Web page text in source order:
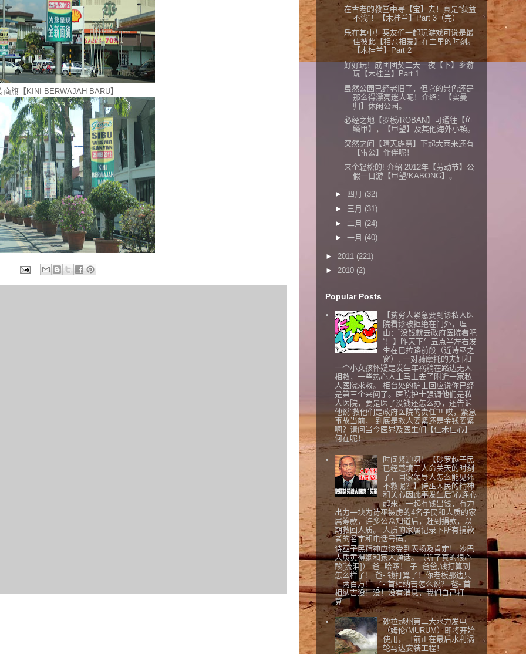
商旗【KINI BERWAJAH BARU】
在古老的教堂中寻【宝】去！真是”获益
不浅“！【木桂兰】Part 3（完）
乐在其中！契友们一起玩游戏可说是最
佳彼此【相亲相爱】在主里的时刻。
【木桂兰】Part 2
好好玩！成团团契二天一夜【下】乡游
玩【木桂兰】Part 1
虽然公园已经老旧了，但它的景色还是
那么得漂亮迷人呢！介绍：【实曼
归】休闲公园。
必经之地【罗板/ROBAN】可通往【鱼
鳞甲】，【甲望】及其他海外小镇。
突然之间【晴天霹雳】下起大雨来还有
【雷公】作伴呢！
来个轻松的! 介绍 2012年【劳动节】公
假一日游【甲望/KABONG】。
► 四月 (32)
► 三月 (31)
►
二月 (24)
► 一月 (40)
► 2011 (221)
► 2010 (2)
Popular Posts
【贫穷人紧急要到诊私人医
院看诊被拒绝在门外，理
由：”没钱就去政府医院看吧
“！】昨天下午五点半左右发
生在巴拉路前段（近诗巫之
窗）, 一对骑摩托的夫妇和
一个小女孩怀疑是发生车祸躺在路边无人
相救，一些热心人士马上去了附近一家私
人医院求救。 柜台处的护士回应说你已经
是第三个来问了。医院护士强调他们是私
人医院，要是医了没钱还怎么办，还告诉
他说”救他们是政府医院的责任“!! 哎，紧急
事故当前， 到底是救人要紧还是金钱要紧
啊？请问当今医界及医生们【仁术仁心】
何在呢！
时间紧迫呀！【砂罗越子民
已经楚境于人命关天的时刻
了，国家领导人怎么能见死
不救呢？】诗巫人民的精神
和关心因此事发生后“心连心
起来，一起有钱出钱，有力
出力一块为诗巫被虏的4名子民和人质的家
属筹款，许多公众知道后，赶到捐款，以
期救回人质。 人质的家属记录下所有捐款
者的名字和电话号码。
诗巫子民精神应该受到表扬及肯定！ 沙巴
人质黄得纲和家人通话。（听了真的很心
酸[流泪]） 爸- 哈啰！ 子- 爸爸,钱打算到
怎么样了！ 爸- 钱打算了！你老板那边只
一两百万！ 子- 首相纳吉怎么说？ 爸- 首
相纳吉没！没！没有消息，我们自己打
算...
砂拉越州第二大水力发电
（姆伦/MURUM）即将开始
使用，目前正在最后水利涡
轮马达安装工程！